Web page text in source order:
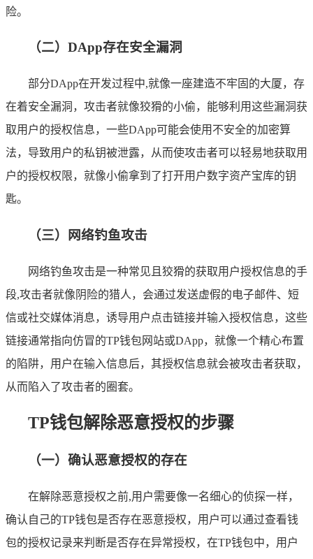
险。
（二）DApp存在安全漏洞
部分DApp在开发过程中,就像一座建造不牢固的大厦，存
在着安全漏洞，攻击者就像狡猾的小偷，能够利用这些漏洞获
取用户的授权信息，一些DApp可能会使用不安全的加密算
法，导致用户的私钥被泄露，从而使攻击者可以轻易地获取用
户的授权权限，就像小偷拿到了打开用户数字资产宝库的钥
匙。
（三）网络钓鱼攻击
网络钓鱼攻击是一种常见且狡猾的获取用户授权信息的手
段,攻击者就像阴险的猎人，会通过发送虚假的电子邮件、短
信或社交媒体消息，诱导用户点击链接并输入授权信息，这些
链接通常指向仿冒的TP钱包网站或DApp，就像一个精心布置
的陷阱，用户在输入信息后，其授权信息就会被攻击者获取，
从而陷入了攻击者的圈套。
TP钱包解除恶意授权的步骤
（一）确认恶意授权的存在
在解除恶意授权之前,用户需要像一名细心的侦探一样，
确认自己的TP钱包是否存在恶意授权，用户可以通过查看钱
包的授权记录来判断是否存在异常授权，在TP钱包中，用户